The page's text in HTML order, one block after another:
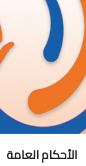
الأحكام العامة